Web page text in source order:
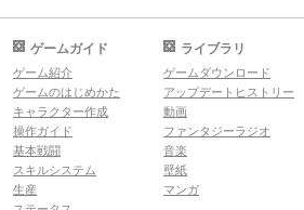
ゲームガイド
ゲーム紹介
ゲームのはじめかた
キャラクター作成
操作ガイド
基本戦闘
スキルシステム
生産
ライブラリ
ゲームダウンロード
アップデートヒストリー
動画
ファンタジーラジオ
音楽
壁紙
マンガ